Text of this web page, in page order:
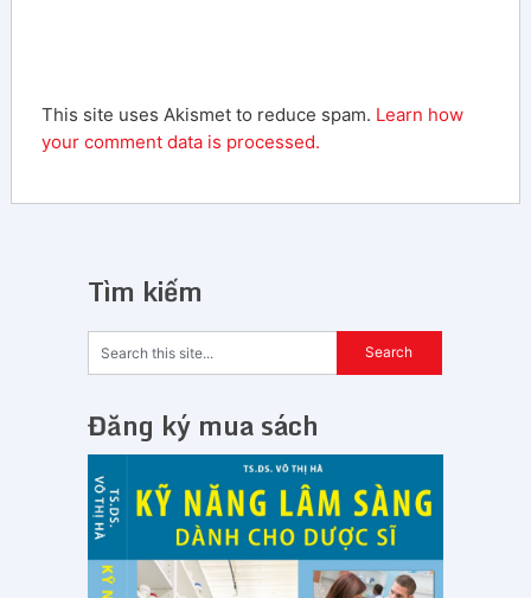
This site uses Akismet to reduce spam. Learn how
your comment data is processed.
Tìm kiếm
Đăng ký mua sách